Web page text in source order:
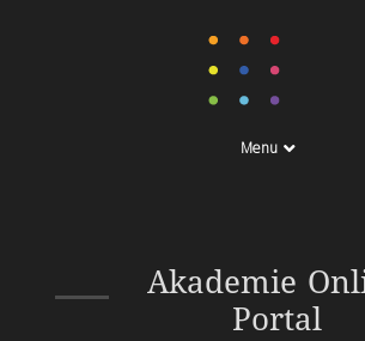
Menu
Akademie
Portal
Programmierung,
Webdevelopment